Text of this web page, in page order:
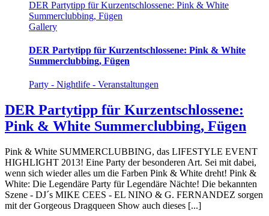
DER Partytipp für Kurzentschlossene: Pink & White
Summerclubbing, Fügen
Gallery
DER Partytipp für Kurzentschlossene: Pink & White
Summerclubbing, Fügen
Party - Nightlife - Veranstaltungen
DER Partytipp für Kurzentschlossene:
Pink & White Summerclubbing, Fügen
Pink & White SUMMERCLUBBING, das LIFESTYLE EVENT
HIGHLIGHT 2013! Eine Party der besonderen Art. Sei mit dabei,
wenn sich wieder alles um die Farben Pink & White dreht! Pink &
White: Die Legendäre Party für Legendäre Nächte! Die bekannten
Szene - DJ´s MIKE CEES - EL NINO & G. FERNANDEZ sorgen
mit der Gorgeous Dragqueen Show auch dieses [...]